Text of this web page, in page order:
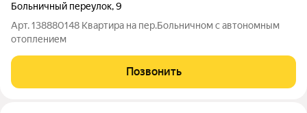
Больничный переулок,9
Арт. 138880148 Квартира на пер.Больничном с автономным
отоплением
Позвонить